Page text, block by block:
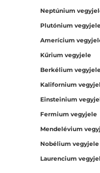
Neptúnium
Plutónium
Amerícium
Kűrium vegyjele
Berkélium
Kalifornium
Einsteinium
Fermium vegyjele
Mendelévium
Nobélium vegyjele
Laurencium